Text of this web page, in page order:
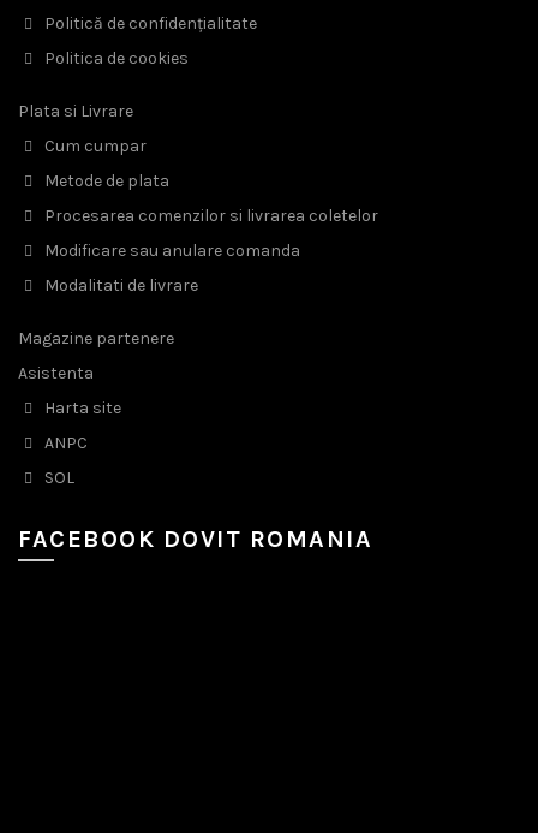
Politică de confidențialitate
Politica de cookies
Plata si Livrare
Cum cumpar
Metode de plata
Procesarea comenzilor si livrarea coletelor
Modificare sau anulare comanda
Modalitati de livrare
Magazine partenere
Asistenta
Harta site
ANPC
SOL
FACEBOOK DOVIT ROMANIA